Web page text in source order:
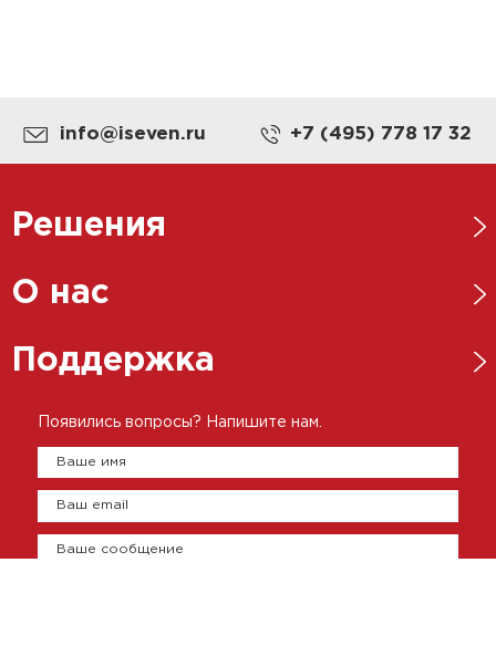
info@iseven.ru +7 (495) 778 17 32
Решения
Нефтегазовая отрасль
Энергетика
О нас
Новости
История
Представительства
Оплата и доставка
Контакты
Поддержка
Каталоги
Брошюры
Сертификаты
Появились вопросы? Напишите нам.
Ваше имя
Ваш email
Ваше сообщение